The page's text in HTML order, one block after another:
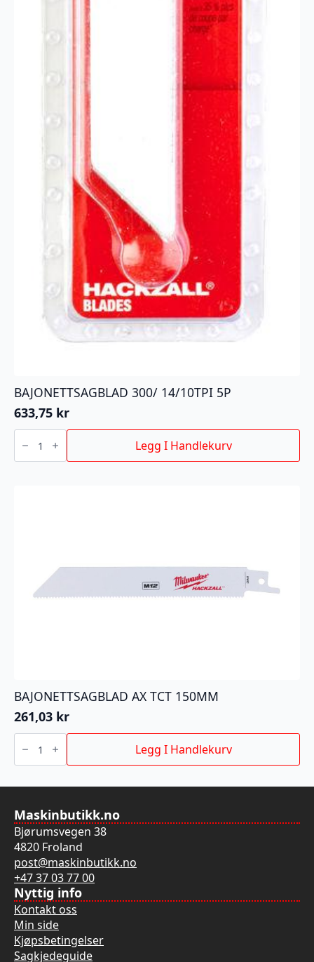
BAJONETTSAGBLAD 300/ 14/10TPI 5P
633,75 kr
BAJONETTSAGBLAD
300/
14/10TPI
5P
Legg I Handlekurv
BAJONETTSAGBLAD AX TCT 150MM
261,03 kr
BAJONETTSAGBLAD
AX
150MM
Legg I Handlekurv
Maskinbutikk.no
Bjørumsvegen 38
4820 Froland
post@maskinbutikk.no
+47 37 03 77 00
Nyttig info
Kontakt oss
Min side
Kjøpsbetingelser
Sagkjedeguide